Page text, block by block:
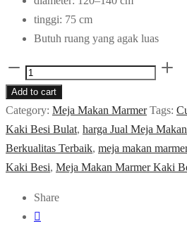
tinggi: 75 cm
Butuh ruang yang agak luas
Meja
Makan
Marmer
Kaki
Besi
Bulat
Add to cart
Category: Meja Makan Marmer Tags:
Kaki Besi Bulat, harga Jual Meja
Berkualitas Terbaik, meja makan marmer
Kaki Besi, Meja Makan Marmer Kaki
Share